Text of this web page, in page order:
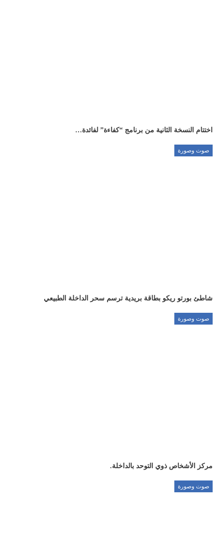
اختتام النسخة الثانية من برنامج “كفاءة” لفائدة…
صوت وصورة
شاطئ بورتو ريكو بطاقة بريدية ترسم سحر الداخلة الطبيعي
صوت وصورة
مركز الأشخاص ذوي التوحد بالداخلة.
صوت وصورة